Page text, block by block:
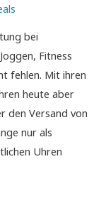
bei
Fitness
fehlen. Mit ihren
heute aber
den Versand von
nur als
Uhren